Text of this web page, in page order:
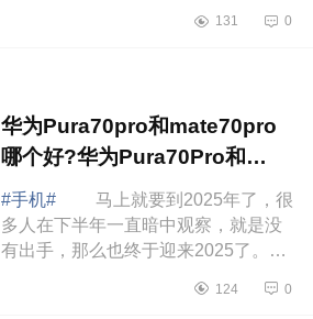
家说下目前提及较多的荣耀GT和红米
131 0
华为Pura70pro和mate70pro
哪个好?华为Pura70Pro和
mate70Pro区别
#手机#
马上就要到2025年了，很
多人在下半年一直暗中观察，就是没
有出手，那么也终于迎来2025了。做
都是比较重要的。如果买笔记本，评
124 0